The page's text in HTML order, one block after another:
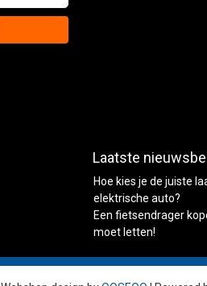
Laatste
Hoe kies je de juiste
elektrische auto?
Een fietsendrager
moet letten!